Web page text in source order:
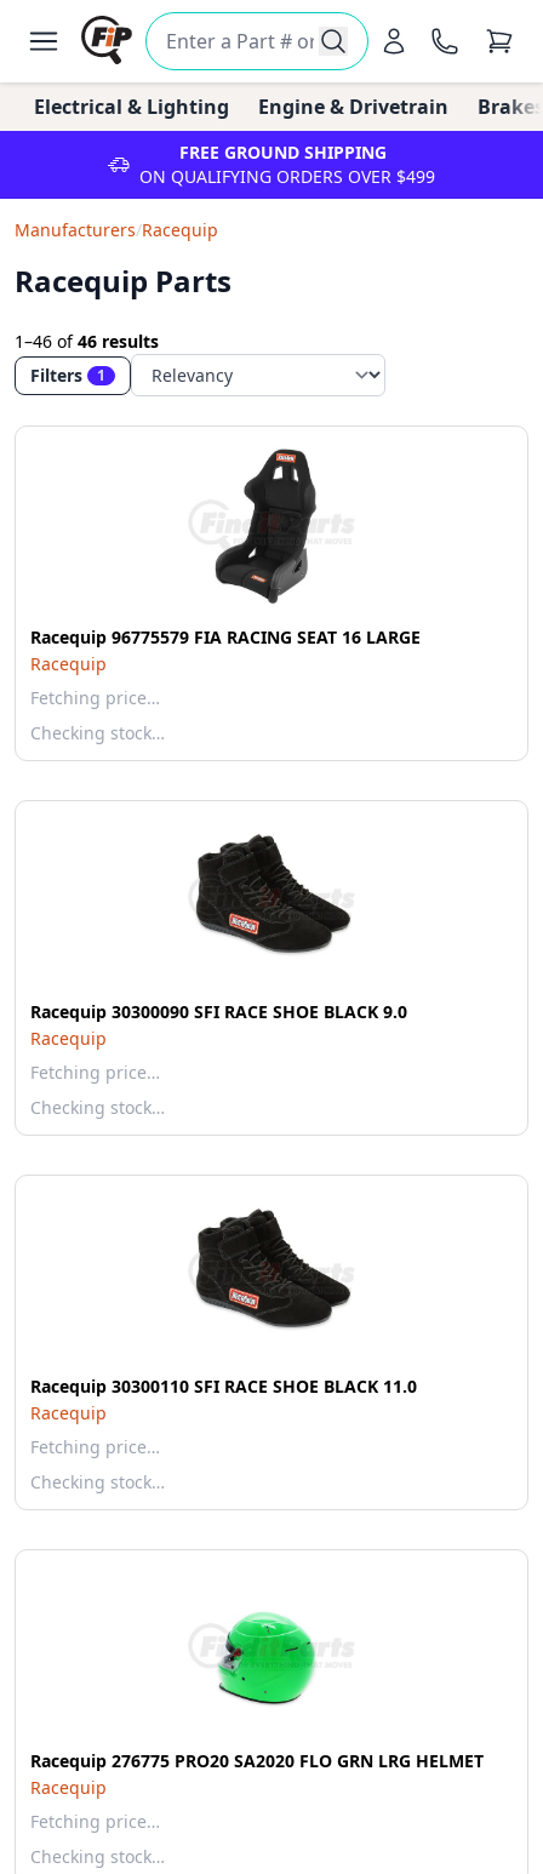
Electrical & Lighting Engine & Drivetrain
FREE GROUND SHIPPING
ON QUALIFYING ORDERS OVER $499
Manufacturers/Racequip
Racequip Parts
1–46 of46 results
Filters
1
Racequip 96775579 FIA RACING SEAT 16 LARGE
Racequip
Fetching price…
Checking stock…
Racequip 30300090 SFI RACE SHOE BLACK 9.0
Racequip
Fetching price…
Checking stock…
Racequip 30300110 SFI RACE SHOE BLACK 11.0
Racequip
Fetching price…
Checking stock…
Racequip 276775 PRO20 SA2020 FLO GRN LRG HELMET
Racequip
Fetching price…
Checking stock…